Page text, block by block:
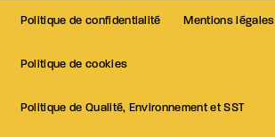
Politique de confidentialité Mentions légales
Politique de cookies
Politique de Qualité, Environnement et SST